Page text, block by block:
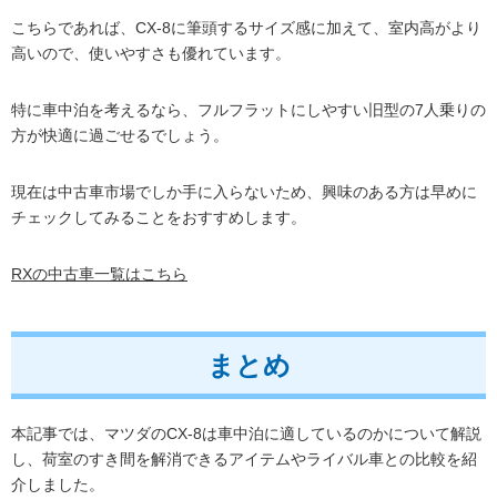
こちらであれば、CX-8に筆頭するサイズ感に加えて、室内高がより
高いので、使いやすさも優れています。
特に車中泊を考えるなら、フルフラットにしやすい旧型の7人乗りの
方が快適に過ごせるでしょう。
現在は中古車市場でしか手に入らないため、興味のある方は早めに
チェックしてみることをおすすめします。
RXの中古車一覧はこちら
まとめ
本記事では、マツダのCX-8は車中泊に適しているのかについて解説
し、荷室のすき間を解消できるアイテムやライバル車との比較を紹
介しました。